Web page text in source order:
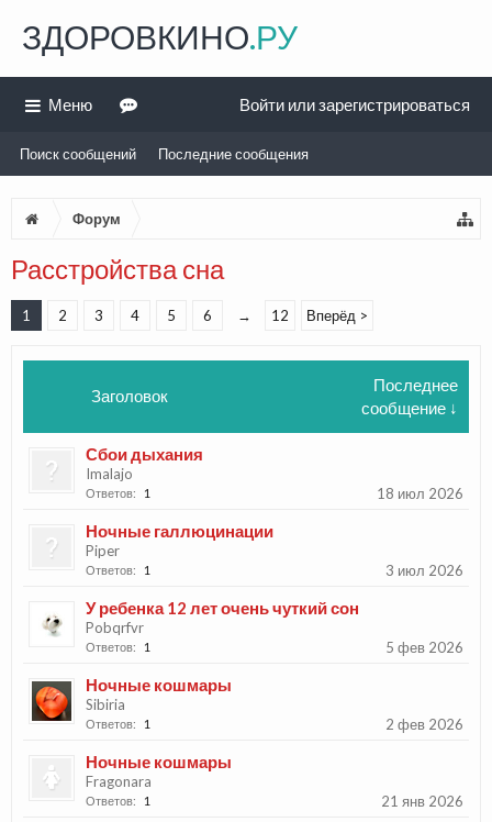
Форум
Расстройства сна
1 2 3 4 5 6 → 12 Вперёд >
Заголовок
Последнее
сообщение ↓
Сбои дыхания
Imalajo
Ответов: 1 18 июл 2026
Ночные галлюцинации
Piper
Ответов: 1 3 июл 2026
У ребенка 12 лет очень чуткий сон
Pobqrfvr
Ответов: 1 5 фев 2026
Ночные кошмары
Sibiria
Ответов: 1 2 фев 2026
Ночные кошмары
Fragonara
Ответов: 1 21 янв 2026
ЗДОРОВКИНО.РУ
Меню
Поиск сообщений Последние сообщения
Войти или зарегистрироваться